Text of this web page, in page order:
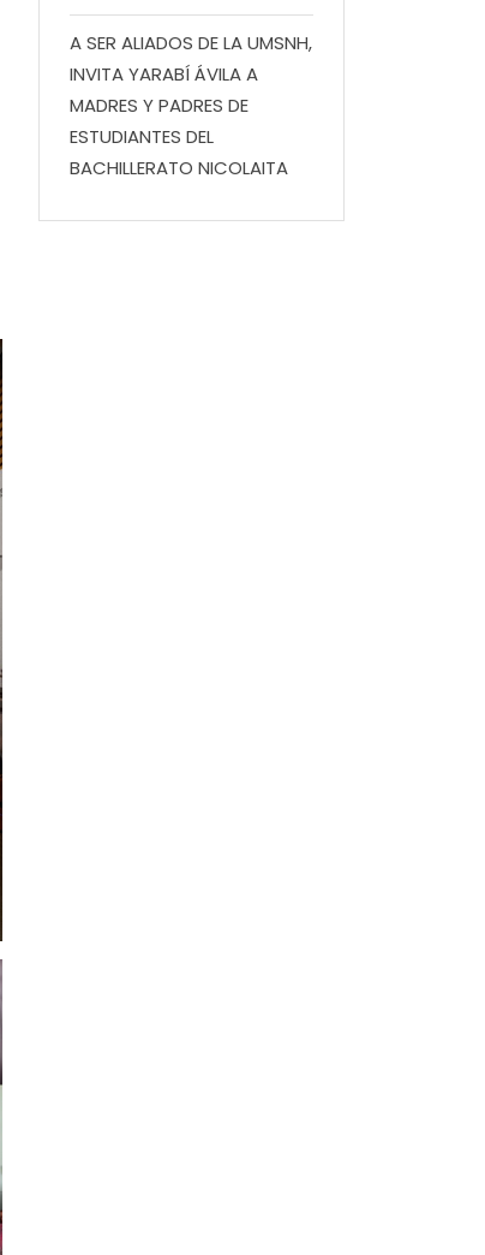
A SER ALIADOS DE LA UMSNH,
INVITA YARABÍ ÁVILA A
MADRES Y PADRES DE
ESTUDIANTES DEL
BACHILLERATO NICOLAITA